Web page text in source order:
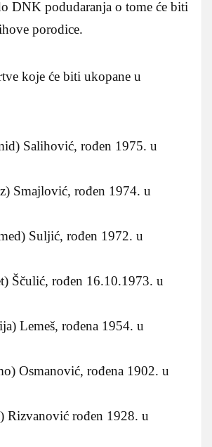
DNK podudaranja o tome će biti
porodice.
koje će biti ukopane u
Salihović, rođen 1975. u
Smajlović, rođen 1974. u
Suljić, rođen 1972. u
Ščulić, rođen 16.10.1973. u
Lemeš, rođena 1954. u
Osmanović, rođena 1902. u
Rizvanović rođen 1928. u